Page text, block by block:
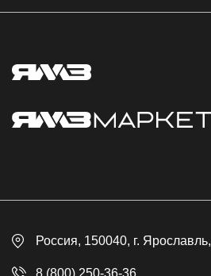
Контакты
Доставка
Контакты
Россия, 150040, г. Ярославль,
8 (800) 250-36-36